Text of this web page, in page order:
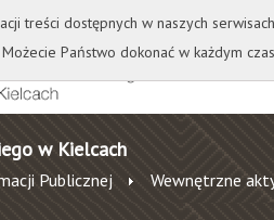
Wydawnictwo Wirtualna Uczelnia
w Kielcach
Publicznej Wewnętrzne
treści dostępnych w naszych
Państwo dokonać w każdym